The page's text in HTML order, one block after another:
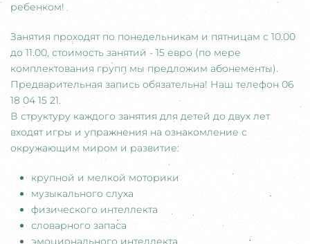
ребенком!
Занятия проходят по понедельникам и пятницам с 10.00
до 11.00, стоимость занятий - 15 евро (по мере
комплектования групп мы предложим абонементы).
Предварительная запись обязательна! Наш телефон 06
18 04 15 21.
В структуру каждого занятия для детей до двух лет
входят игры и упражнения на ознакомление с
окружающим миром и развитие:
крупной и мелкой моторики
музыкального слуха
физического интеллекта
словарного запаса
эмоционального интеллекта